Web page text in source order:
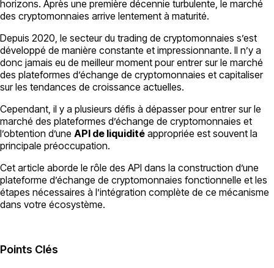
horizons. Après une première décennie turbulente, le marché
des cryptomonnaies arrive lentement à maturité.
Depuis 2020, le secteur du trading de cryptomonnaies s’est
développé de manière constante et impressionnante. Il n’y a
donc jamais eu de meilleur moment pour entrer sur le marché
des plateformes d’échange de cryptomonnaies et capitaliser
sur les tendances de croissance actuelles.
Cependant, il y a plusieurs défis à dépasser pour entrer sur le
marché des plateformes d’échange de cryptomonnaies et
l’obtention d’une API de liquidité appropriée est souvent la
principale préoccupation.
Cet article aborde le rôle des API dans la construction d’une
plateforme d’échange de cryptomonnaies fonctionnelle et les
étapes nécessaires à l’intégration complète de ce mécanisme
dans votre écosystème.
Points Clés